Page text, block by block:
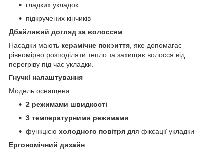
гладких укладок
підкручених кінчиків
Дбайливий догляд за волоссям
Насадки мають керамічне покриття , яке допомагає
рівномірно розподіляти тепло та захищає волосся від
перегріву під час укладки.
Гнучкі налаштування
Модель оснащена:
2 режимами швидкості
3 температурними режимами
функцією холодного повітря для фіксації укладки
Ергономічний дизайн